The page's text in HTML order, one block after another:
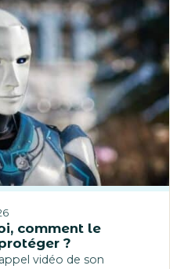
comment le
?
vidéo de son